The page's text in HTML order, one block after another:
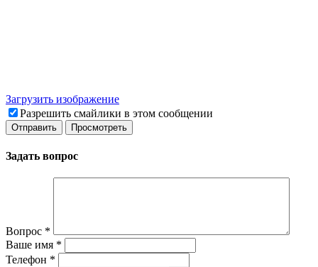
Загрузить изображение
Разрешить смайлики в этом сообщении
Задать вопрос
Вопрос *
Ваше имя *
Телефон *